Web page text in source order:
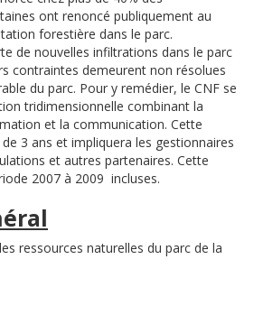
ont renoncé publiquement au
forestière dans le parc.
de nouvelles infiltrations dans le parc
contraintes demeurent non résolues
du parc. Pour y remédier, le CNF se
tridimensionnelle combinant la
et la communication. Cette
3 ans et impliquera les gestionnaires
et autres partenaires. Cette
2007 à 2009 incluses.
ressources naturelles du parc de la